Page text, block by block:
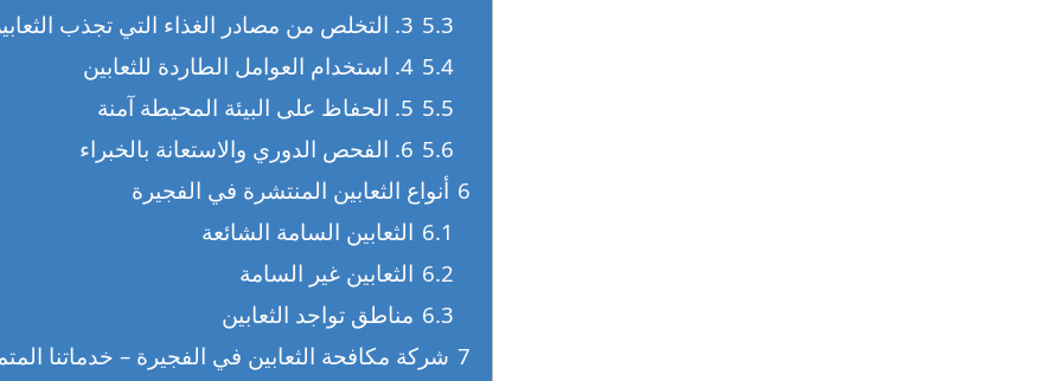
5.3 3. التخلص من مصادر الغذاء التي تجذب الثعابين
5.4 4. استخدام العوامل الطاردة للثعابين
5.5 5. الحفاظ على البيئة المحيطة آمنة
5.6 6. الفحص الدوري والاستعانة بالخبراء
6 أنواع الثعابين المنتشرة في الفجيرة
6.1 الثعابين السامة الشائعة
6.2 الثعابين غير السامة
6.3 مناطق تواجد الثعابين
7 شركة مكافحة الثعابين في الفجيرة – خدماتنا